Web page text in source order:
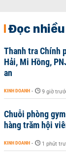
Đọc
Thanh tra Chính
Hải, Mi Hồng,
an
KINH DOANH - 9 giờ
Chuỗi phòng
hàng trăm hội
KINH DOANH - 1 phút